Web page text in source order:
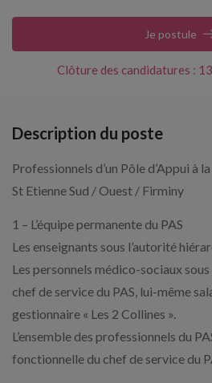
Clôture des candidatures :
Je postule
Description du poste
Professionnels d’un Pôle d’Appui à
St Etienne Sud / Ouest / Firminy
1 – L’équipe permanente du PAS
Les enseignants sous l’autorité
Les personnels médico-sociaux
chef de service du PAS, lui-même
gestionnaire « Les 2 Collines ».
L’ensemble des professionnels du
fonctionnelle du chef de service du